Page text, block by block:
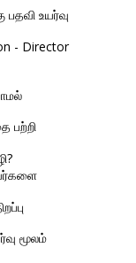
உயர்வு
- Director
பற்றி
மூலம்